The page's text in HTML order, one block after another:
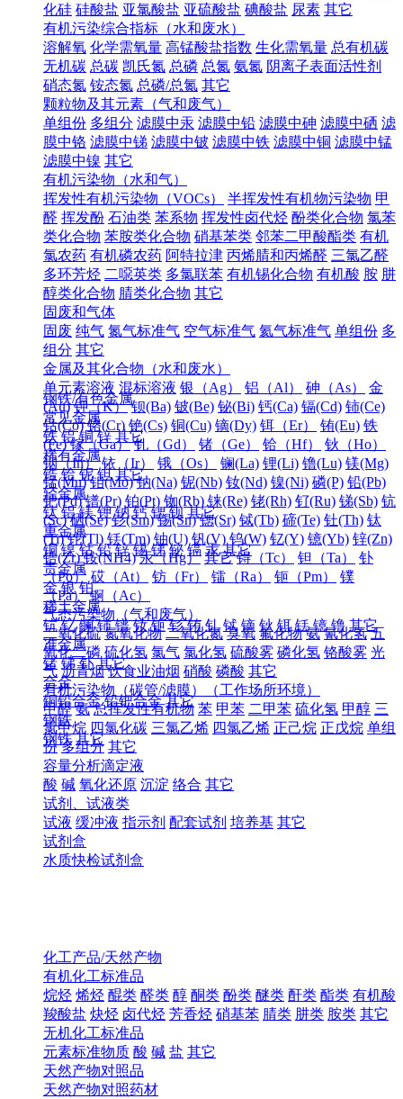
化硅 硅酸盐 亚氯酸盐 亚硫酸盐 碘酸盐 尿素 其它
有机污染综合指标（水和废水）
溶解氧 化学需氧量 高锰酸盐指数 生化需氧量 总有机碳
无机碳 总碳 凯氏氮 总磷 总氮 氨氮 阴离子表面活性剂
硝态氮 铵态氮 总磷/总氮 其它
颗粒物及其元素（气和废气）
单组份 多组分 滤膜中汞 滤膜中铅 滤膜中砷 滤膜中硒 滤
膜中铬 滤膜中锑 滤膜中铍 滤膜中铁 滤膜中铜 滤膜中锰
滤膜中镍 其它
有机污染物（水和气）
挥发性有机污染物（VOCs）
半挥发性有机物污染物 甲
醛 挥发酚 石油类 苯系物 挥发性卤代烃 酚类化合物 氯苯
类化合物 苯胺类化合物 硝基苯类 邻苯二甲酸酯类 有机
氯农药 有机磷农药 阿特拉津 丙烯腈和丙烯醛 三氯乙醛
多环芳烃 二噁英类 多氯联苯 有机锡化合物 有机酸 胺 肼
醇类化合物 腈类化合物 其它
固废和气体
固废 纯气 氮气标准气 空气标准气 氦气标准气 单组份 多
组分 其它
金属及其化合物（水和废水）
单元素溶液 混标溶液 银（Ag） 铝（Al） 砷（As）
金
(Au) 钾（K） 钡(Ba) 铍(Be) 铋(Bi) 钙(Ca) 镉(Cd) 铈(Ce)
钴(Co) 铬(Cr) 铯(Cs) 铜(Cu) 镝(Dy) 铒（Er） 铕(Eu) 铁
(Fe) 镓（Ga） 钆（Gd） 锗（Ge） 铪（Hf）
钬（Ho）
铟（In） 铱（Ir） 锇（Os） 镧(La) 锂(Li) 镥(Lu) 镁(Mg)
锰(Mn) 钼(Mo) 钠(Na) 铌(Nb) 钕(Nd) 镍(Ni) 磷(P) 铅(Pb)
钯(Pd) 镨(Pr) 铂(Pt) 铷(Rb) 铼(Re) 铑(Rh) 钌(Ru) 锑(Sb) 钪
(Sc) 硒(Se) 钐(Sm) 锡(Sn) 锶(Sr) 铽(Tb) 碲(Te) 钍(Th) 钛
(Ti) 铊(Tl) 铥(Tm) 铀(U) 钒(V) 钨(W) 钇(Y) 镱(Yb) 锌(Zn)
锆(Zr) 铵(NH4) 汞（Hg） 其它 锝（Tc） 钽（Ta）
钋
（Po） 砹（At） 钫（Fr） 镭（Ra） 钷（Pm）
镤
（Pa） 锕（Ac）
气态污染物（气和废气）
二氧化硫 氮氧化物 二氧化氮 臭氧 氟化物 氨 氰化氢 五
氧化二磷 硫化氢 氯气 氯化氢 硫酸雾 磷化氢 铬酸雾 光
气 沥青烟 饮食业油烟 硝酸 磷酸 其它
有机污染物（碳管/滤膜）（工作场所环境）
甲醛 氨 总挥发性有机物 苯 甲苯 二甲苯 硫化氢 甲醇 三
氯甲烷 四氯化碳 三氯乙烯 四氯乙烯 正己烷 正戊烷 单组
份 多组分 其它
容量分析滴定液
酸 碱 氧化还原 沉淀 络合 其它
试剂、试液类
试液 缓冲液 指示剂 配套试剂 培养基 其它
试剂盒
水质快检试剂盒
钢铁/有色金属
常见金属
铁 铝 铜 锌 其它
稀有金属
锆 铪 铌 钽 其它
轻金属
钛 铝 镁 钾 钠 钙 锶 钡 其它
重金属
铜 镍 钴 铅 锌 锡 锑 铋 镉 汞 其它
贵金属
金 银 铂
稀土金属
钪 钇 镧 铈 镨 钕 钷 钐 铕 钆 铽 镝 钬 铒 铥 镱 镥 其它
准金属
锗 锑 钋 其它
合金
铜铅合金 铅钯合金 其它
钢铁
钢铁 其它
化工产品/天然产物
有机化工标准品
烷烃 烯烃 醌类 醛类 醇 酮类 酚类 醚类 酐类 酯类 有机酸
羧酸盐 炔烃 卤代烃 芳香烃 硝基苯 腈类 肼类 胺类 其它
无机化工标准品
元素标准物质 酸 碱 盐 其它
天然产物对照品
天然产物对照药材